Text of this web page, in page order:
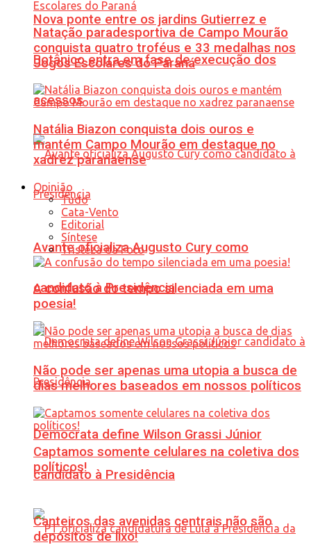
Nova ponte entre os jardins Gutierrez e
Botânico entra em fase de execução dos
acessos
Avante oficializa Augusto Cury como
candidato à Presidência
Democrata define Wilson Grassi Júnior
candidato à Presidência
Natação paradesportiva de Campo Mourão
conquista quatro troféus e 33 medalhas nos
Jogos Escolares do Paraná
Natália Biazon conquista dois ouros e
mantém Campo Mourão em destaque no
xadrez paranaense
Opinião
Tudo
Cata-Vento
Editorial
Síntese
Tristeza da Foto
A confusão do tempo silenciada em uma
poesia!
Não pode ser apenas uma utopia a busca de
dias melhores baseados em nossos políticos
Captamos somente celulares na coletiva dos
políticos!
Canteiros das avenidas centrais não são
depósitos de lixo!